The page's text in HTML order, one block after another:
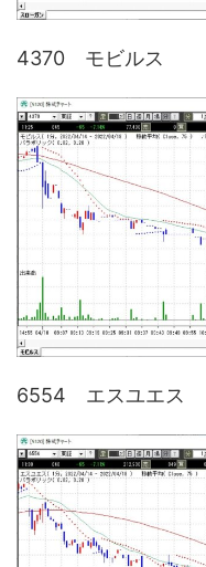
4370 モビルス
6554 エスユエス